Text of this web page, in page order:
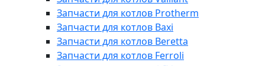
Запчасти для котлов Protherm
Запчасти для котлов Baxi
Запчасти для котлов Beretta
Запчасти для котлов Ferroli